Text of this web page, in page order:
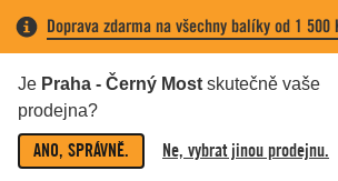
Doprava zdarma na všechny balíky od 1 500
Je Praha - Černý Most skutečně vaše
prodejna?
ANO, SPRÁVNĚ. Ne, vybrat jinou prodejnu.